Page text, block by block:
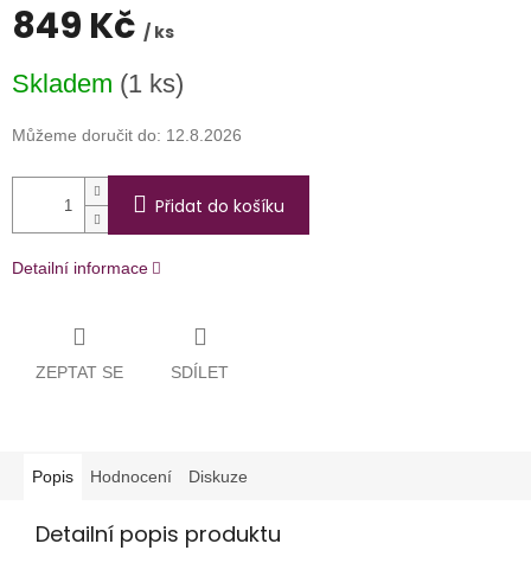
849 Kč / ks
cena:
Skladem (1 ks)
Můžeme doručit do: 12.8.2026
Přidat do košíku
Detailní informace
ZEPTAT SE SDÍLET
Popis Hodnocení Diskuze
Detailní popis produktu